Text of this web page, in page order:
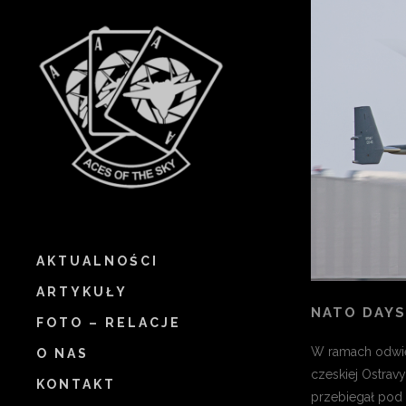
AKTUALNOŚCI
ARTYKUŁY
FOTO – RELACJE
O NAS
KONTAKT
NATO
W ramach
czeskiej
przebiegał pod